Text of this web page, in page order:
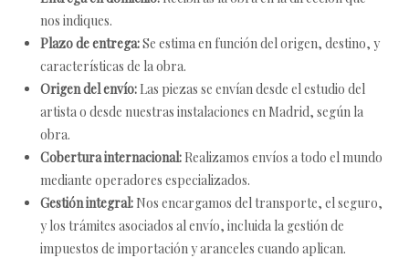
nos indiques.
Plazo de entrega:Se estima en función del origen, destino, y
características de la obra.
Origen del envío: Las piezas se envían desde el estudio del
artista o desde nuestras instalaciones en Madrid, según la
obra.
Cobertura internacional: Realizamos envíos a todo el mundo
mediante operadores especializados.
Gestión integral: Nos encargamos del transporte, el seguro,
y los trámites asociados al envío, incluida la gestión de
impuestos de importación y aranceles cuando aplican.